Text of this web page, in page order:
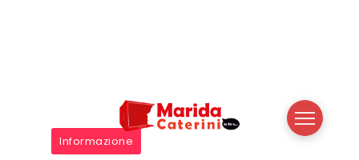
Informazione